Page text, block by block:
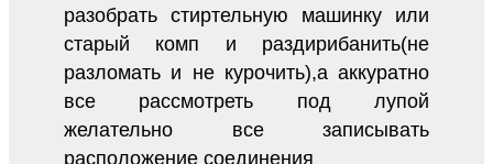
разобрать стиртельную машинку или
старый комп и раздирибанить(не
разломать и не курочить),а аккуратно
все рассмотреть под лупой
желательно все записывать
расположение соединения